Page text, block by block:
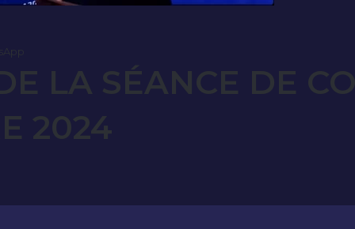
LA SÉANCE DE
2024